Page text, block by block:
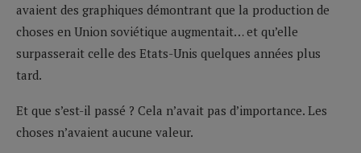
avaient des graphiques démontrant que la production de
choses en Union soviétique augmentait… et qu’elle
surpasserait celle des Etats-Unis quelques années plus
tard.
Et que s’est-il passé ? Cela n’avait pas d’importance. Les
choses n’avaient aucune valeur.